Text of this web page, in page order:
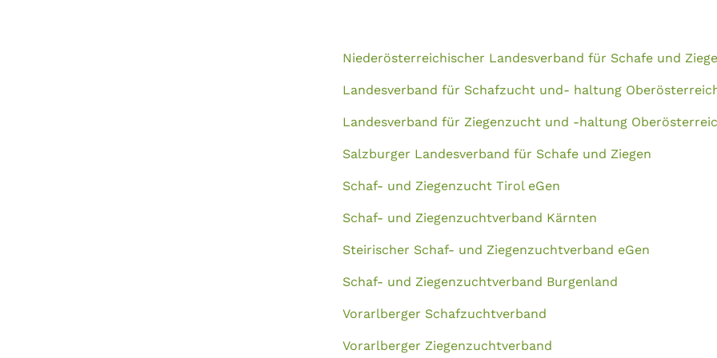
Niederösterreichischer Landesverband für Schafe und
Landesverband für Schafzucht und- haltung
Landesverband für Ziegenzucht und -haltung
Salzburger Landesverband für Schafe und Ziegen
Schaf- und Ziegenzucht Tirol eGen
Schaf- und Ziegenzuchtverband Kärnten
Steirischer Schaf- und Ziegenzuchtverband eGen
Schaf- und Ziegenzuchtverband Burgenland
Vorarlberger Schafzuchtverband
Vorarlberger Ziegenzuchtverband